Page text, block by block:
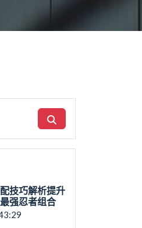
技巧解析提升
强忍者组合